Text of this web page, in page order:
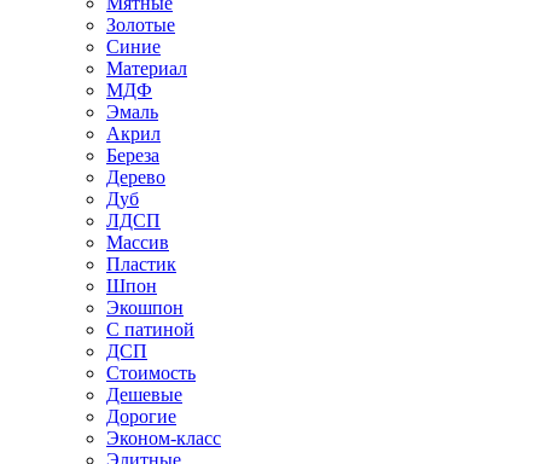
Золотые
Синие
Материал
МДФ
Эмаль
Акрил
Береза
Дерево
Дуб
ЛДСП
Массив
Пластик
Шпон
Экошпон
С патиной
ДСП
Стоимость
Дешевые
Дорогие
Эконом-класс
Элитные